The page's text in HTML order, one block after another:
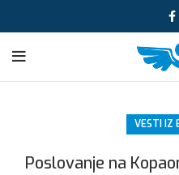
VESTI IZ
Poslovanje na